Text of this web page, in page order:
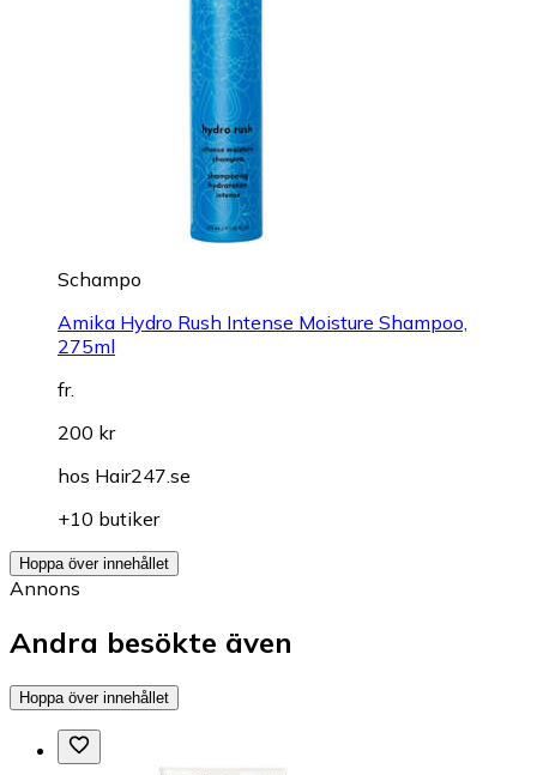
Schampo
Amika Hydro Rush Intense Moisture Shampoo,
275ml
fr.
200 kr
hos Hair247.se
+10 butiker
Hoppa över innehållet
Annons
Andra besökte även
Hoppa över innehållet